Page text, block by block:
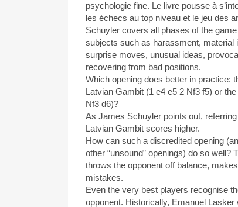
psychologie fine. Le livre pousse à
les échecs au top niveau et le jeu des
Schuyler covers all phases of the
subjects such as harassment, material
surprise moves, unusual ideas,
recovering from bad positions.
Which opening does better in practice:
Latvian Gambit (1 e4 e5 2 Nf3 f5) or
Nf3 d6)?
As James Schuyler points out,
Latvian Gambit scores higher.
How can such a discredited opening
other “unsound” openings) do so well?
throws the opponent off balance,
mistakes.
Even the very best players recognise
opponent. Historically, Emanuel